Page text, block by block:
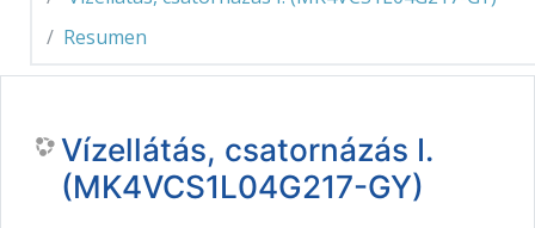
Resumen
Vízellátás, csatornázás I.
(MK4VCS1L04G217-GY)